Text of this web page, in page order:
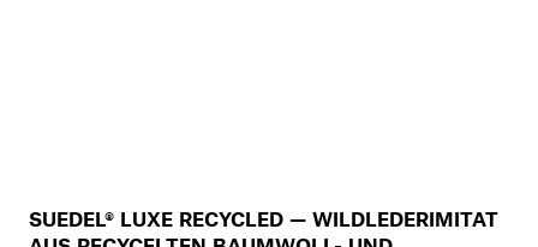
SUEDEL® LUXE RECYCLED — WILDLEDERIMITAT